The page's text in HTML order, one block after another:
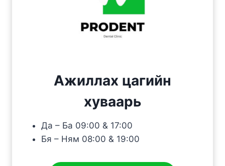
Ажиллах цагийн
хуваарь
Да – Ба 09:00 & 17:00
Бя – Ням 08:00 & 19:00